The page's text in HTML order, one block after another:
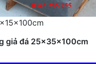
giả đá 25x35x100cm